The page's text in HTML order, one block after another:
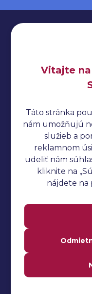
Ochrana
Jmeter
Katalon
TestNG
Často
Vitajte
Táto stránka
nám umožňujú
služieb a
reklamnom
udeliť nám
kliknite na
nájdete na